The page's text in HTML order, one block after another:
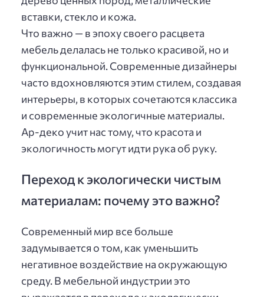
вставки, стекло и кожа.
Что важно — в эпоху своего расцвета
мебель делалась не только красивой, но и
функциональной. Современные дизайнеры
часто вдохновляются этим стилем, создавая
интерьеры, в которых сочетаются классика
и современные экологичные материалы.
Ар-деко учит нас тому, что красота и
экологичность могут идти рука об руку.
Переход к экологически чистым
материалам: почему это важно?
Современный мир все больше
задумывается о том, как уменьшить
негативное воздействие на окружающую
среду. В мебельной индустрии это